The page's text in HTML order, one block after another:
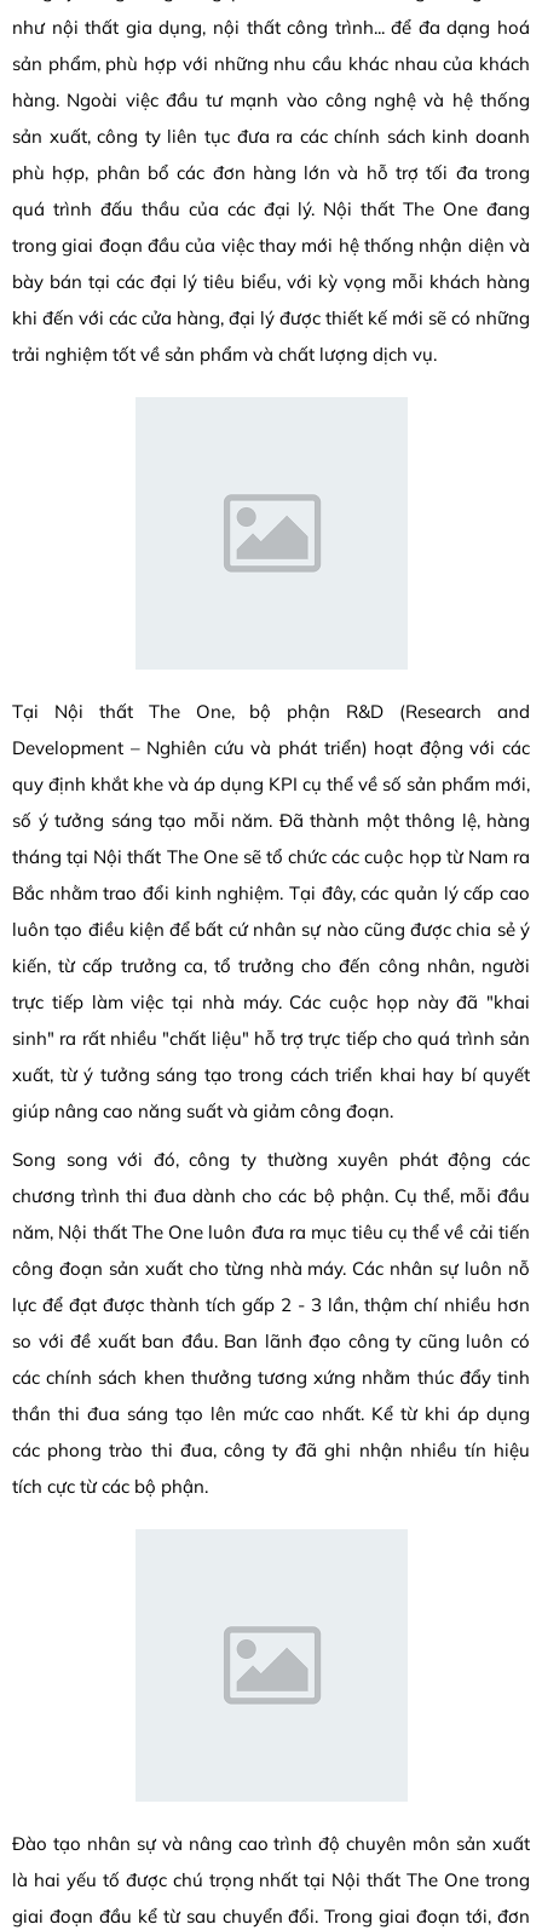
như nội thất gia dụng, nội thất công trình... để đa dạng hoá
sản phẩm, phù hợp với những nhu cầu khác nhau của khách
hàng. Ngoài việc đầu tư mạnh vào công nghệ và hệ thống
sản xuất, công ty liên tục đưa ra các chính sách kinh doanh
phù hợp, phân bổ các đơn hàng lớn và hỗ trợ tối đa trong
quá trình đấu thầu của các đại lý. Nội thất The One đang
trong giai đoạn đầu của việc thay mới hệ thống nhận diện và
bày bán tại các đại lý tiêu biểu, với kỳ vọng mỗi khách hàng
khi đến với các cửa hàng, đại lý được thiết kế mới sẽ có những
trải nghiệm tốt về sản phẩm và chất lượng dịch vụ.
Tại Nội thất The One, bộ phận R&D (Research and
Development – Nghiên cứu và phát triển) hoạt động với các
quy định khắt khe và áp dụng KPI cụ thể về số sản phẩm mới,
số ý tưởng sáng tạo mỗi năm. Đã thành một thông lệ, hàng
tháng tại Nội thất The One sẽ tổ chức các cuộc họp từ Nam ra
Bắc nhằm trao đổi kinh nghiệm. Tại đây, các quản lý cấp cao
luôn tạo điều kiện để bất cứ nhân sự nào cũng được chia sẻ ý
kiến, từ cấp trưởng ca, tổ trưởng cho đến công nhân, người
trực tiếp làm việc tại nhà máy. Các cuộc họp này đã "khai
sinh" ra rất nhiều "chất liệu" hỗ trợ trực tiếp cho quá trình sản
xuất, từ ý tưởng sáng tạo trong cách triển khai hay bí quyết
giúp nâng cao năng suất và giảm công đoạn.
Song song với đó, công ty thường xuyên phát động các
chương trình thi đua dành cho các bộ phận. Cụ thể, mỗi đầu
năm, Nội thất The One luôn đưa ra mục tiêu cụ thể về cải tiến
công đoạn sản xuất cho từng nhà máy. Các nhân sự luôn nỗ
lực để đạt được thành tích gấp 2 - 3 lần, thậm chí nhiều hơn
so với đề xuất ban đầu. Ban lãnh đạo công ty cũng luôn có
các chính sách khen thưởng tương xứng nhằm thúc đẩy tinh
thần thi đua sáng tạo lên mức cao nhất. Kể từ khi áp dụng
các phong trào thi đua, công ty đã ghi nhận nhiều tín hiệu
tích cực từ các bộ phận.
Đào tạo nhân sự và nâng cao trình độ chuyên môn sản xuất
là hai yếu tố được chú trọng nhất tại Nội thất The One trong
giai đoạn đầu kể từ sau chuyển đổi. Trong giai đoạn tới, đơn